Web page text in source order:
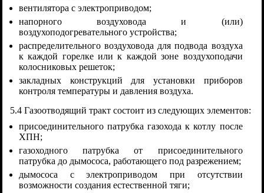
вентилятора с электроприводом;
напорного воздуховода и (или)
воздухоподогревательного устройства;
распределительного воздуховода для подвода воздуха
к каждой горелке или к каждой зоне воздухоподачи
колосниковых решеток;
закладных конструкций для установки приборов
контроля температуры и давления воздуха.
5.4 Газоотводящий тракт состоит из следующих элементов:
присоединительного патрубка газохода к котлу после
ХПН;
газоходного патрубка от присоединительного
патрубка до дымососа, работающего под разрежением;
дымососа с электроприводом при отсутствии
возможности создания естественной тяги;